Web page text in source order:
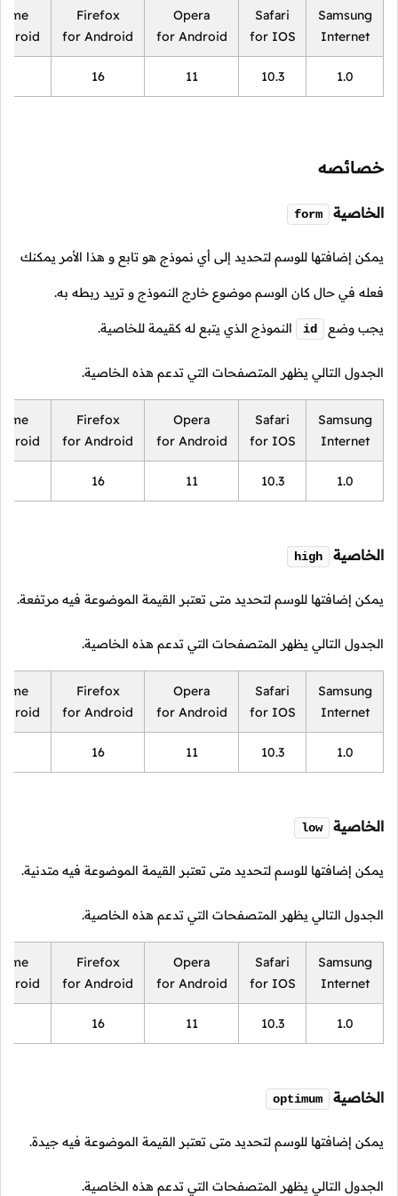
Firefox
for Android
Opera
for Android
Safari
for IOS
Samsung
Internet
16 11 10.3 1.0
خصائصه
الخاصية form
يمكن إضافتها للوسم لتحديد إلى أي نموذج هو تابع و هذا الأمر يمكنك
فعله في حال كان الوسم موضوع خارج النموذج و تريد ربطه به.
يجب وضع id النموذج الذي يتبع له كقيمة للخاصية.
الجدول التالي يظهر المتصفحات التي تدعم هذه الخاصية.
Firefox
for Android
Opera
for Android
Safari
for IOS
Samsung
Internet
16 11 10.3 1.0
الخاصية high
يمكن إضافتها للوسم لتحديد متى تعتبر القيمة الموضوعة فيه مرتفعة.
الجدول التالي يظهر المتصفحات التي تدعم هذه الخاصية.
Firefox
for Android
Opera
for Android
Safari
for IOS
Samsung
Internet
16 11 10.3 1.0
الخاصية low
يمكن إضافتها للوسم لتحديد متى تعتبر القيمة الموضوعة فيه متدنية.
الجدول التالي يظهر المتصفحات التي تدعم هذه الخاصية.
Firefox
for Android
Opera
for Android
Safari
for IOS
Samsung
Internet
16 11 10.3 1.0
الخاصية optimum
يمكن إضافتها للوسم لتحديد متى تعتبر القيمة الموضوعة فيه جيدة.
الجدول التالي يظهر المتصفحات التي تدعم هذه الخاصية.